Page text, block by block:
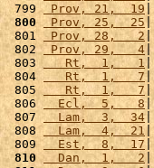
799 Prov, 21,  19
800 Prov, 25,  25
801 Prov, 28,   2
802 Prov, 29,   4|
803
   Rt,  1,   1
804
   Rt,  1,   7
805
   Rt,  1,   7
806
  Ecl,  5,   8
|
807
  Lam,  3,  34
|
808
  Lam,  4,  21
809
  Est,  8,  17
810
  Dan,  1,   2